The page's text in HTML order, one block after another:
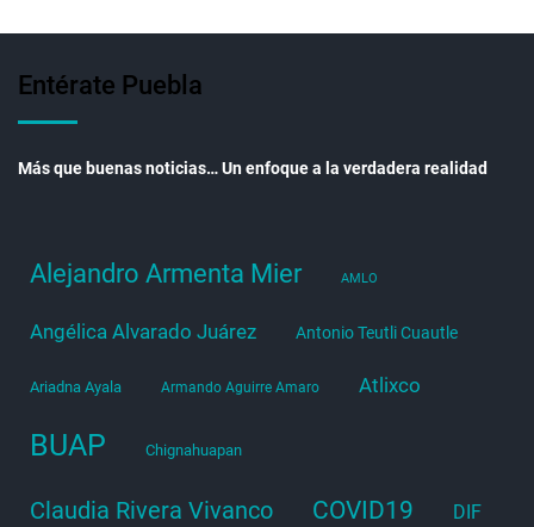
Entérate Puebla
Más que buenas noticias… Un enfoque a la verdadera realidad
Alejandro Armenta Mier AMLO
Angélica Alvarado Juárez Antonio Teutli Cuautle
Ariadna Ayala Armando Aguirre Amaro Atlixco
BUAP Chignahuapan
Claudia Rivera Vivanco COVID19 DIF